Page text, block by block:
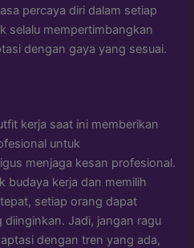
percaya diri dalam setiap
selalu mempertimbangkan
dengan gaya yang sesuai.
kerja saat ini memberikan
untuk
menjaga kesan profesional.
budaya kerja dan memilih
setiap orang dapat
Jadi, jangan ragu
dengan tren yang ada,